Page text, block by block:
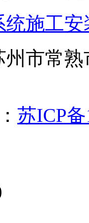
施工
市常
苏ICP